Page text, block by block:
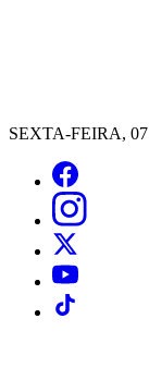
SEXTA-FEIRA,